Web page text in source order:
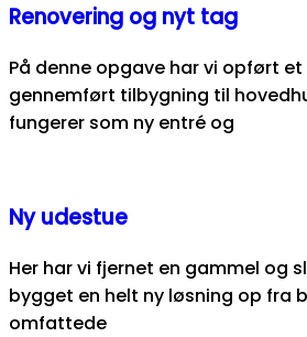
Renovering og nyt tag
På denne opgave har vi opført
gennemført tilbygning til
fungerer som ny entré og
Ny udestue
Her har vi fjernet en gammel og
bygget en helt ny løsning op fra
omfattede